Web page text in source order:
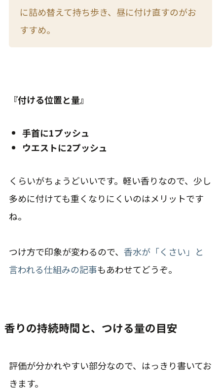
に詰め替えて持ち歩き、昼に付け直すのがお
すすめ。
『付ける位置と量』
手首に1プッシュ
ウエストに2プッシュ
くらいがちょうどいいです。軽い香りなので、少し
多めに付けても重くなりにくいのはメリットです
ね。
つけ方で印象が変わるので、 香水が「くさい」と
言われる仕組みの記事もあわせてどうぞ。
香りの持続時間と、つける量の目安
評価が分かれやすい部分なので、はっきり書いてお
きます。